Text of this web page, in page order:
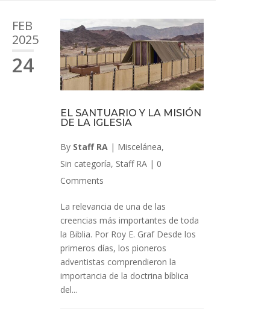
FEB
2025
24
EL SANTUARIO Y LA MISIÓN
DE LA IGLESIA
By Staff RA | Miscelánea,
Sin categoría, Staff RA | 0
Comments
La relevancia de una de las
creencias más importantes de toda
la Biblia. Por Roy E. Graf Desde los
primeros días, los pioneros
adventistas comprendieron la
importancia de la doctrina bíblica
del...